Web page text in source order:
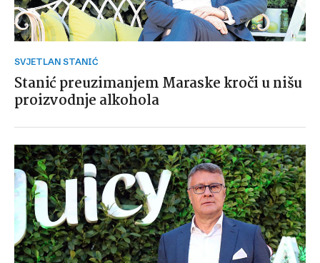
SVJETLAN STANIĆ
Stanić preuzimanjem Maraske kroči u nišu
proizvodnje alkohola